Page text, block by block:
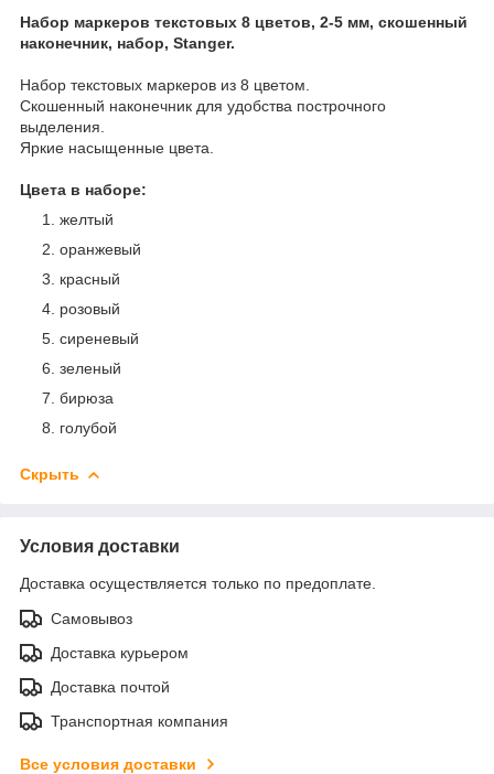
Набор маркеров текстовых 8 цветов, 2-5 мм, скошенный
наконечник, набор, Stanger.
Набор текстовых маркеров из 8 цветом.
Скошенный наконечник для удобства построчного
выделения.
Яркие насыщенные цвета.
Цвета в наборе:
желтый
оранжевый
красный
розовый
сиреневый
зеленый
бирюза
голубой
Скрыть
Условия доставки
Доставка осуществляется только по предоплате.
Самовывоз
Доставка курьером
Доставка почтой
Транспортная компания
Все условия доставки